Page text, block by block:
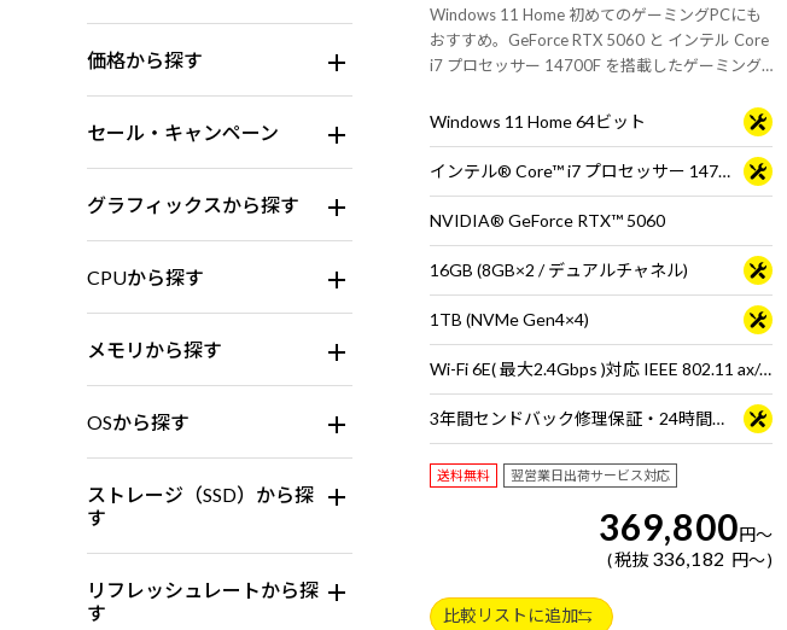
価格から探す
セール・キャンペーン
グラフィックスから探す
CPUから探す
メモリから探す
OSから探す
ストレージ（SSD）から探
す
リフレッシュレートから探
す
Windows 11 Home 初めてのゲーミングPCにも
おすすめ。GeForce RTX 5060 と インテル Core
i7 プロセッサー 14700F を搭載したゲーミング
す。
Windows 11 Home 64ビット
インテル® Core™ i7 プロセッサー 14700F
NVIDIA® GeForce RTX™ 5060
16GB (8GB×2 / デュアルチャネル)
1TB (NVMe Gen4×4)
Wi-Fi 6E( 最大2.4Gbps )対応 IEEE 802.11 ax/ac/a/b/g/n準拠 ＋ Bluetooth 5内蔵
3年間センドバック修理保証・24時間×365日電話サポート
送料無料 翌営業日出荷サービス対応
369,800円～
税抜 336,182 円～
比較リストに追加